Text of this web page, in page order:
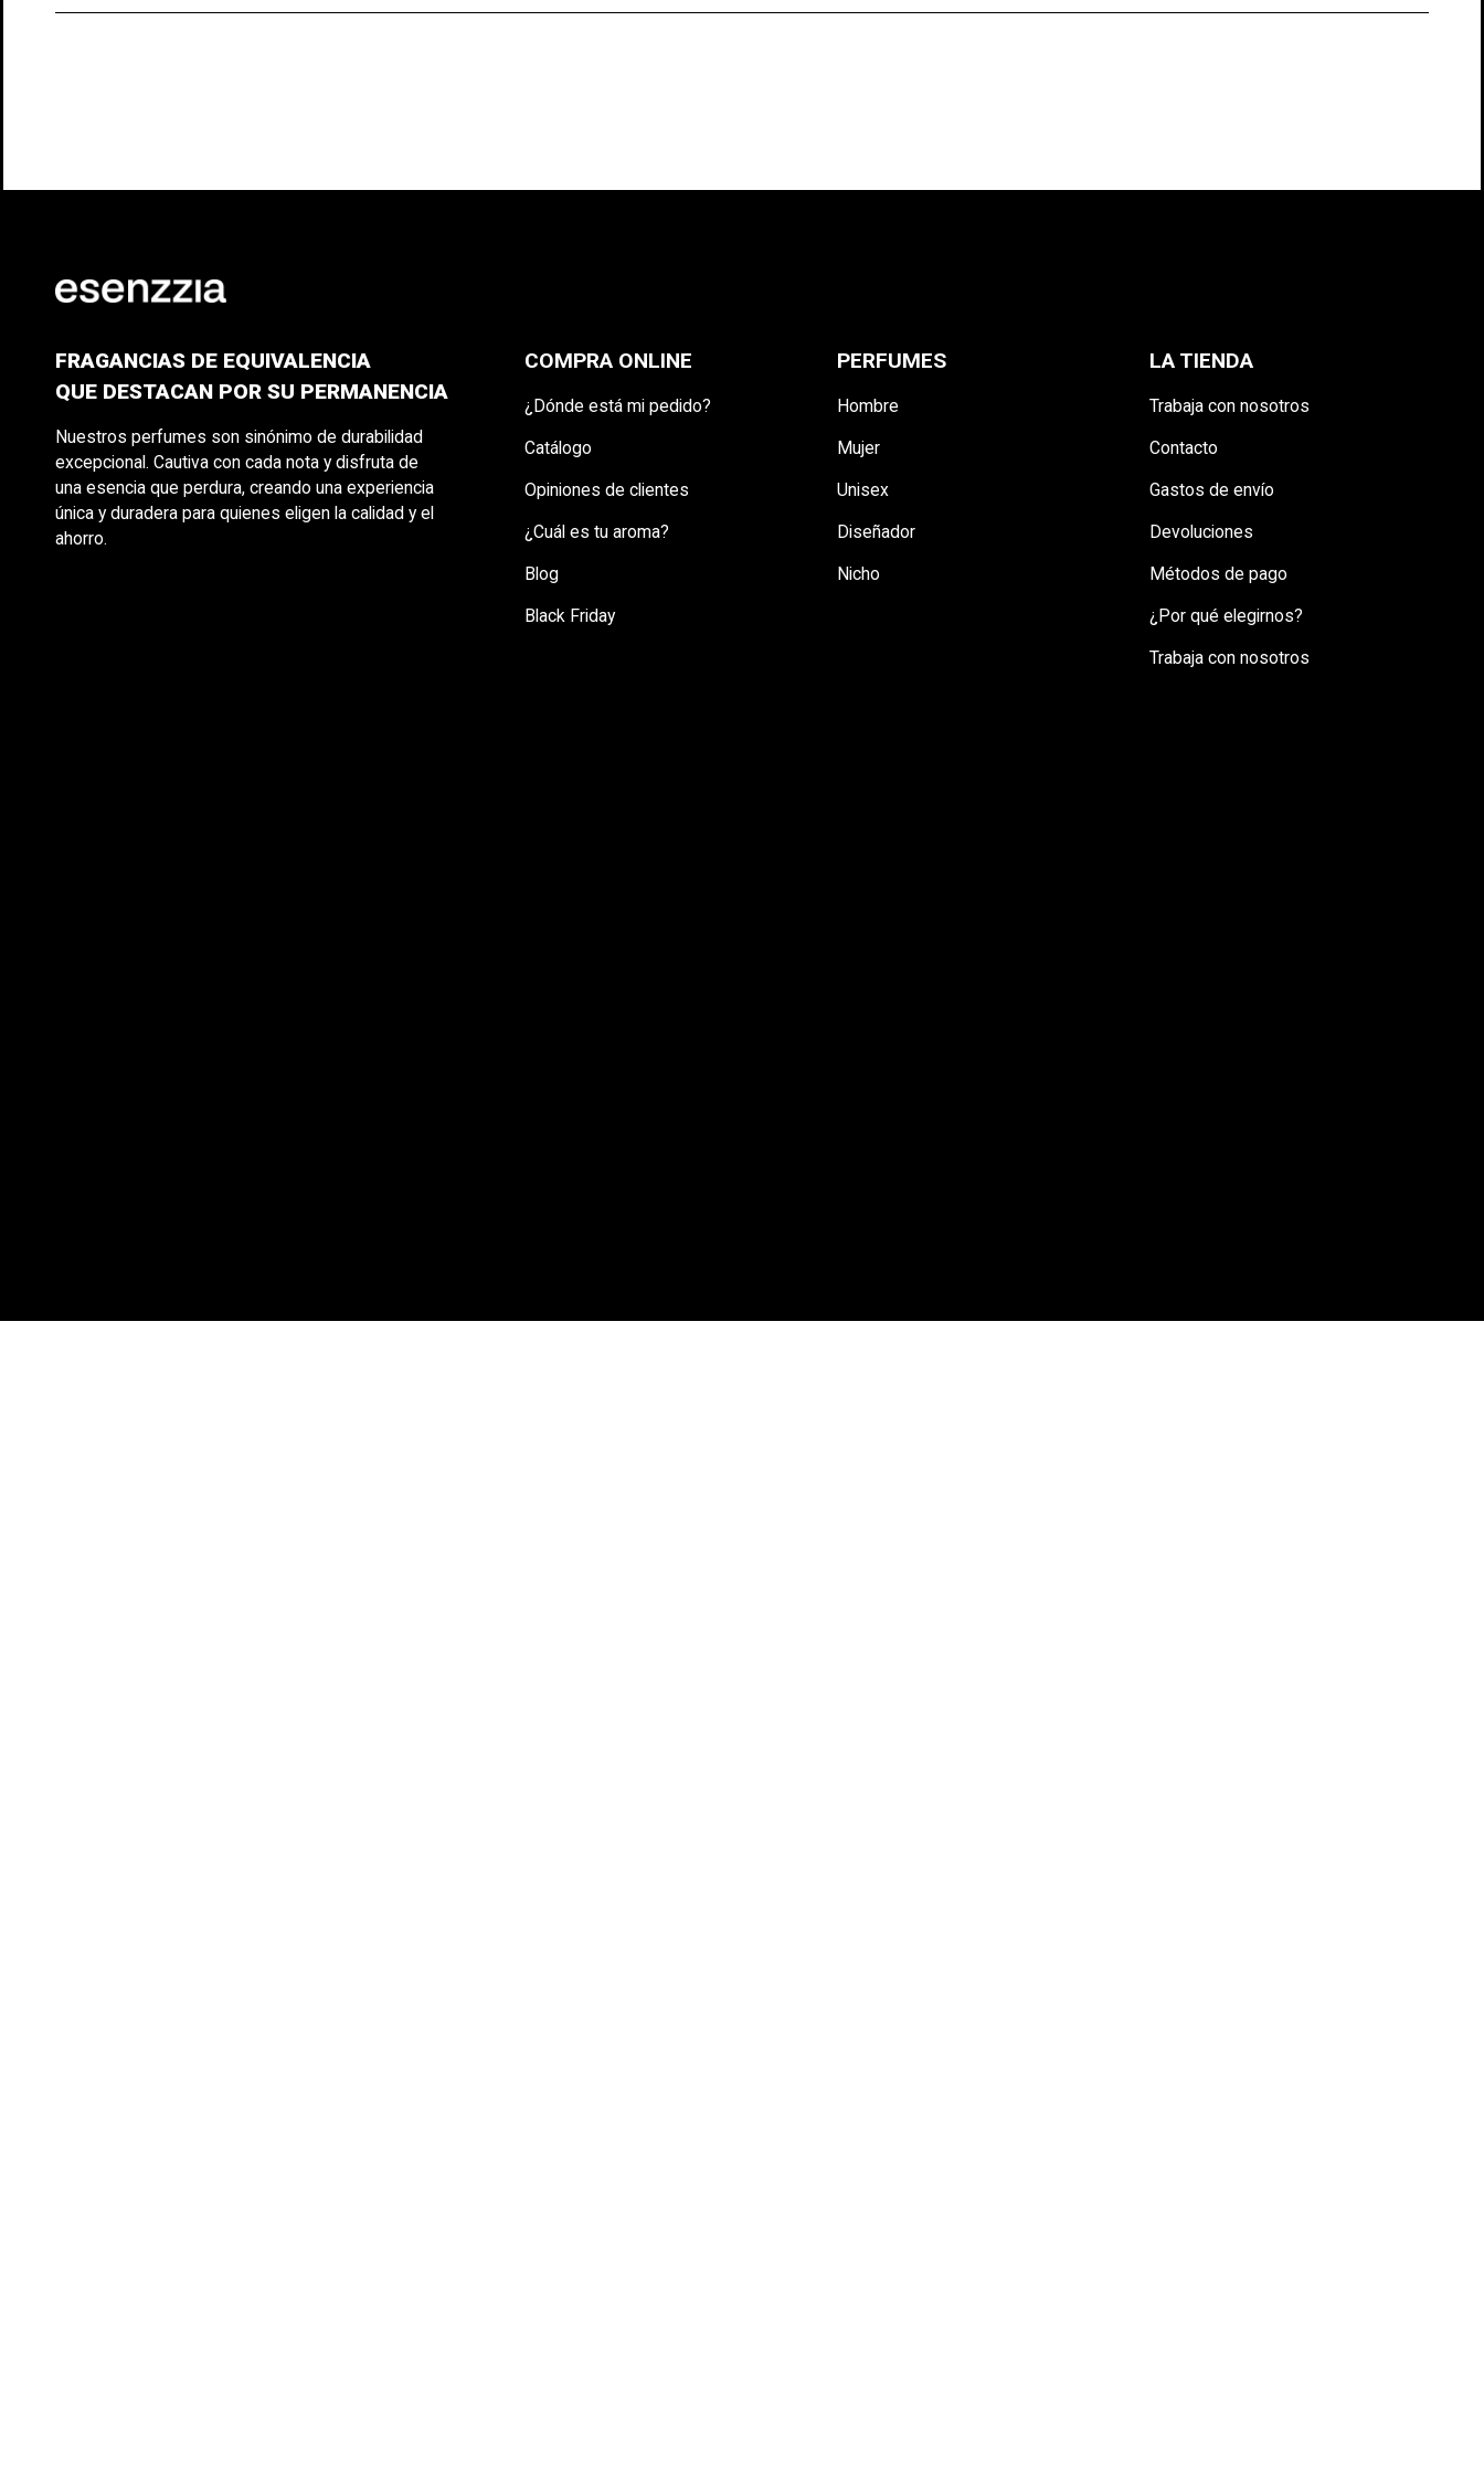
CANCELAR CREAR LISTA DE DESEOS
FRAGANCIAS DE EQUIVALENCIA
QUE DESTACAN POR SU PERMANENCIA
Nuestros perfumes son sinónimo de durabilidad
excepcional. Cautiva con cada nota y disfruta de
una esencia que perdura, creando una experiencia
única y duradera para quienes eligen la calidad y el
ahorro.
COMPRA ONLINE
¿Dónde está mi pedido?
Catálogo
Opiniones de clientes
¿Cuál es tu aroma?
Blog
Black Friday
PERFUMES
Hombre
Mujer
Unisex
Diseñador
Nicho
LA TIENDA
Trabaja con nosotros
Contacto
Gastos de envío
Devoluciones
Métodos de pago
¿Por qué elegirnos?
Trabaja con nosotros